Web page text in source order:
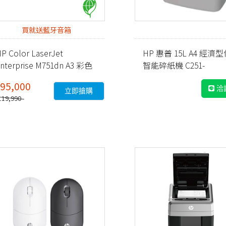
買就送藍牙音箱
Color LaserJet
M751dn A3 彩色
立即搶購
HP 惠普 15L A4 經濟
智能碎紙機 C251-
洽